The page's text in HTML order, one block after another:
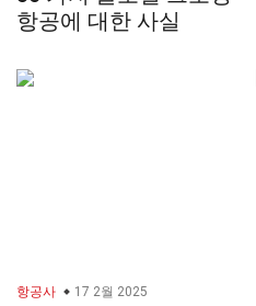
항공에 대한 사실
항공사 17 2월 2025